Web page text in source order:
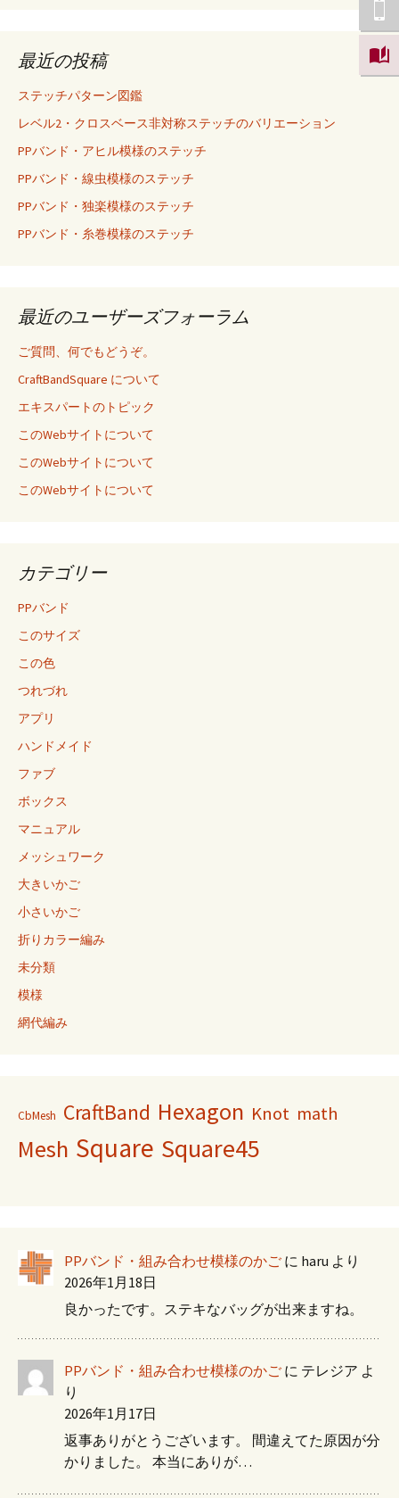
最近の投稿
ステッチパターン図鑑
レベル2・クロスベース非対称ステッチのバリエーション
PPバンド・アヒル模様のステッチ
PPバンド・線虫模様のステッチ
PPバンド・独楽模様のステッチ
PPバンド・糸巻模様のステッチ
最近のユーザーズフォーラム
ご質問、何でもどうぞ。
CraftBandSquare について
エキスパートのトピック
このWebサイトについて
このWebサイトについて
このWebサイトについて
カテゴリー
PPバンド
このサイズ
この色
つれづれ
アプリ
ハンドメイド
ファブ
ボックス
マニュアル
メッシュワーク
大きいかご
小さいかご
折りカラー編み
未分類
模様
網代編み
CbMesh CraftBand Hexagon Knot math
Mesh Square Square45
PPバンド・組み合わせ模様のかご に haru より
2026年1月18日
良かったです。ステキなバッグが出来ますね。
PPバンド・組み合わせ模様のかご に テレジア よ
り
2026年1月17日
返事ありがとうございます。 間違えてた原因が分
かりました。 本当にありが…